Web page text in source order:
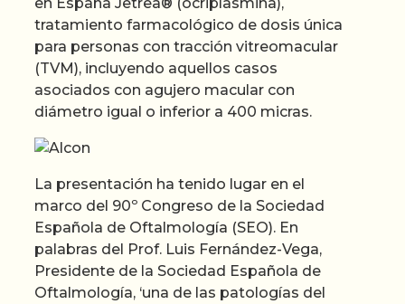
tratamiento farmacológico de dosis única
para personas con tracción vitreomacular
(TVM), incluyendo aquellos casos
asociados con agujero macular con
diámetro igual o inferior a 400 micras.
La presentación ha tenido lugar en el
marco del 90º Congreso de la Sociedad
Española de Oftalmología (SEO). En
palabras del Prof. Luis Fernández-Vega,
Presidente de la Sociedad Española de
Oftalmología, ‘una de las patologías del